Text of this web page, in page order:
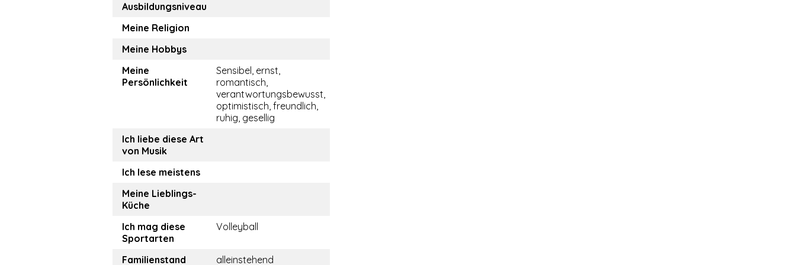
Ausbildungsniveau
Meine Religion
Meine Hobbys
Meine
Persönlichkeit
Sensibel, ernst,
romantisch,
verantwortungsbewusst,
optimistisch, freundlich,
ruhig, gesellig
Ich liebe diese Art
von Musik
Ich lese meistens
Meine Lieblings-
Küche
Ich mag diese
Sportarten
Volleyball
Familienstand alleinstehend